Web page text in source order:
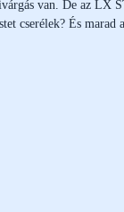
van. De az LX
cserélek? És marad